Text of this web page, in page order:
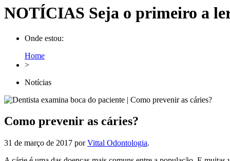
NOTÍCIAS Seja o primeiro a
Onde estou:
Home
>
Notícias
Como prevenir as cáries?
31 de março de 2017 porVittal Odontologia.